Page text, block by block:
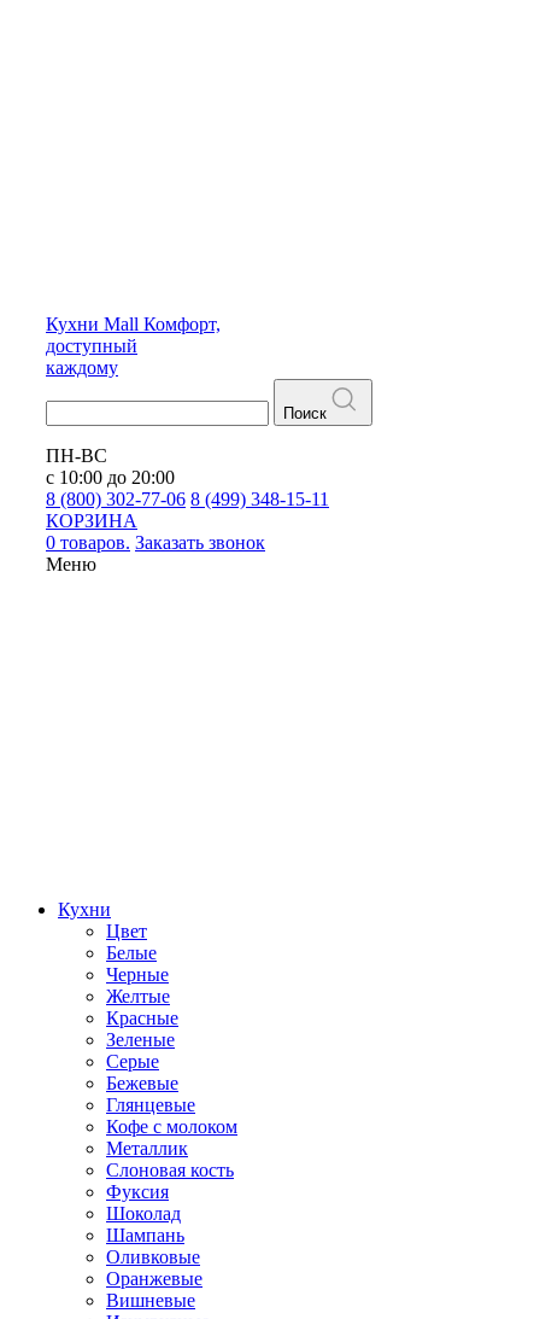
Кухни Mall Комфорт,
доступный
каждому
Поиск
ПН-ВС
с 10:00 до 20:00
8 (800) 302-77-06 8 (499) 348-15-11
КОРЗИНА
0 товаров. Заказать звонок
Меню
Кухни
Цвет
Белые
Черные
Желтые
Красные
Зеленые
Серые
Бежевые
Глянцевые
Кофе с молоком
Металлик
Слоновая кость
Фуксия
Шоколад
Шампань
Оливковые
Оранжевые
Вишневые